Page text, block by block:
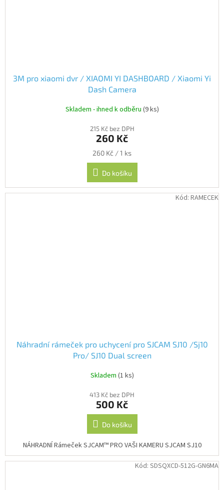
3M pro xiaomi dvr / XIAOMI YI DASHBOARD / Xiaomi Yi
Dash Camera
Skladem - ihned k odběru (9 ks)
215 Kč bez DPH
260 Kč
Měrná
cena:
260 Kč / 1 ks
Do košíku
Náhradní rámeček pro uchycení pro SJCAM SJ10 /Sj10
Pro/ SJ10 Dual screen
Skladem (1 ks)
413 Kč bez DPH
500 Kč
Do košíku
NÁHRADNÍ Rámeček SJCAM™ PRO VAŠI KAMERU SJCAM SJ10
Kód: RAMECEK
Kód: SDSQXCD-512G-GN6MA